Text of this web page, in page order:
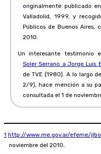
originalmente publicado en
Valladolid, 1999, y
Públicos de Buenos Aires,
2010.
Un interesante testimonio
Soler Serrano a Jorge Luis
de TVE (1980). A lo largo
2/9), hace mención a su
consultada el 1 de
1 http://www.me.gov.ar/efeme/
noviembre del 2010.